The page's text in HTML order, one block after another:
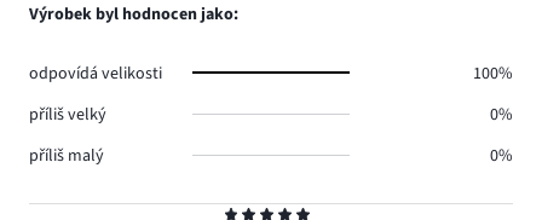
Výrobek byl hodnocen jako:
odpovídá velikosti
100%
příliš velký
0%
příliš malý
0%